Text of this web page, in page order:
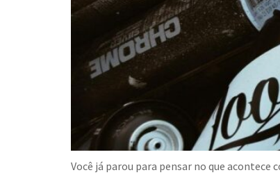
Você já parou para pensar no que acontece